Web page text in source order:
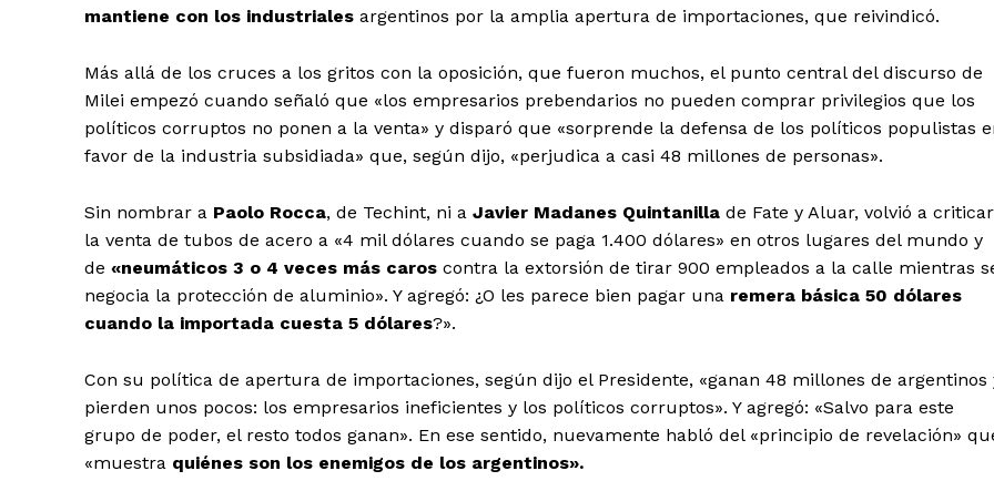
mantiene con los industriales argentinos por la amplia apertura de importaciones, que reivindicó.
Más allá de los cruces a los gritos con la oposición, que fueron muchos, el punto central del discurso de
Milei empezó cuando señaló que «los empresarios prebendarios no pueden comprar privilegios que los
políticos corruptos no ponen a la venta» y disparó que «sorprende la defensa de los políticos populistas
favor de la industria subsidiada» que, según dijo, «perjudica a casi 48 millones de personas».
Sin nombrar a Paolo Rocca, de Techint, ni a Javier Madanes Quintanilla de Fate y Aluar, volvió a criticar
la venta de tubos de acero a «4 mil dólares cuando se paga 1.400 dólares» en otros lugares del mundo y
de «neumáticos 3 o 4 veces más caros contra la extorsión de tirar 900 empleados a la calle mientras
negocia la protección de aluminio». Y agregó: ¿O les parece bien pagar una remera básica 50 dólares
cuando la importada cuesta 5 dólares?».
Con su política de apertura de importaciones, según dijo el Presidente, «ganan 48 millones de argentinos
pierden unos pocos: los empresarios ineficientes y los políticos corruptos». Y agregó: «Salvo para este
grupo de poder, el resto todos ganan». En ese sentido, nuevamente habló del «principio de revelación»
«muestra quiénes son los enemigos de los argentinos».